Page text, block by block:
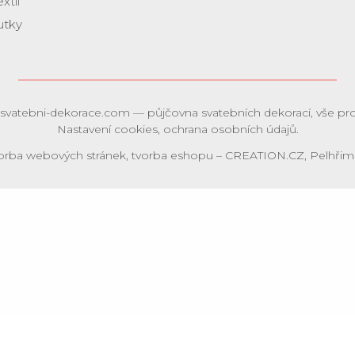
svatebni-dekorace.com — půjčovna svatebních dekorací, vše
Nastavení cookies, ochrana osobních údajů.
webových stránek tvorba eshopu – CREATION.CZ